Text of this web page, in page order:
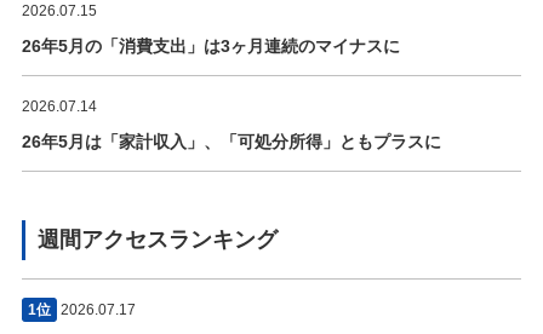
2026.07.15
26年5月の「消費支出」は3ヶ月連続のマイナスに
2026.07.14
26年5月は「家計収入」、「可処分所得」ともプラスに
週間アクセスランキング
1位 2026.07.17